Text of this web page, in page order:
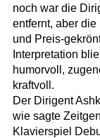
noch war die
entfernt, aber die
und Preis-
Interpretation
humorvoll,
kraftvoll.
Der Dirigent
wie sagte
Klavierspiel